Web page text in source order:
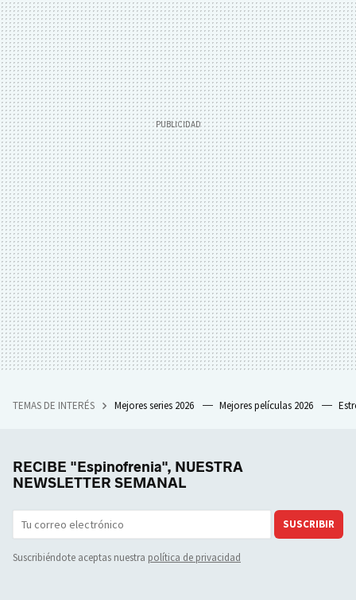
TEMAS DE INTERÉS Mejores series 2026 Mejores películas 2026
RECIBE "Espinofrenia", NUESTRA
NEWSLETTER SEMANAL
SUSCRIBIR
Suscribiéndote aceptas nuestra política de privacidad